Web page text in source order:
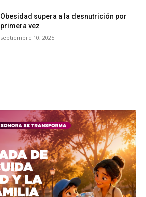
Obesidad supera a la desnutrición por
primera vez
septiembre 10, 2025